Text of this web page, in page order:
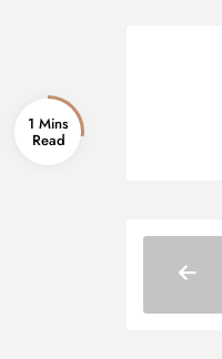
1 Mins